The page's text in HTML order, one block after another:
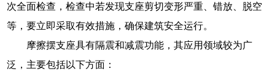
次全面检查，检查中若发现支座剪切变形严重、错放、脱空
等，要立即采取有效措施，确保建筑安全运行。
摩擦摆支座具有隔震和减震功能，其应用领域较为广
泛，主要包括以下方面：